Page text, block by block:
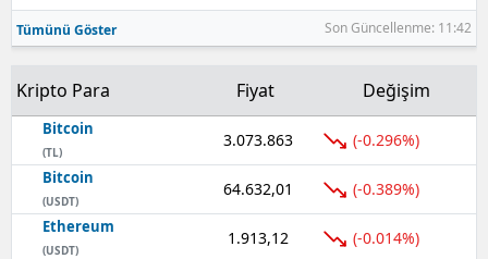
Tümünü Göster Son Güncellenme: 11:42
Kripto Para Fiyat Değişim
Bitcoin
(TL)
3.073.863 (-0.296%)
Bitcoin
(USDT)
64.632,01 (-0.389%)
Ethereum
(USDT)
1.913,12 (-0.014%)